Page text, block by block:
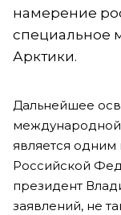
намерение
специальное
Арктики.
Дальнейшее
международной
является
Российской
президент
заявлений, не